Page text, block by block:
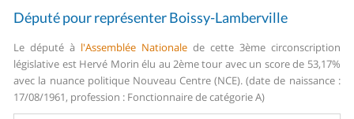
Député pour représenter Boissy-Lamberville
Le député à l'Assemblée Nationale de cette 3ème circonscription
législative est Hervé Morin élu au 2ème tour avec un score de 53,17%
avec la nuance politique Nouveau Centre (NCE). (date de naissance :
17/08/1961, profession : Fonctionnaire de catégorie A)